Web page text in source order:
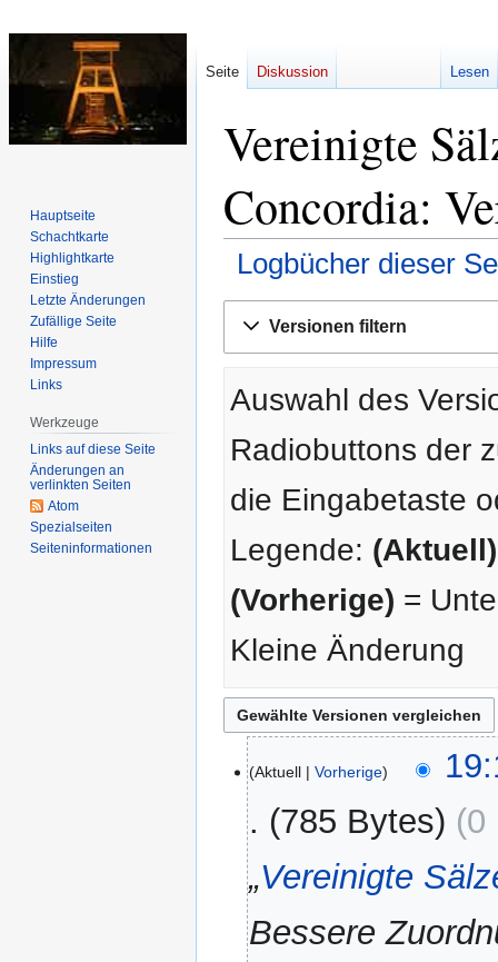
Vereinigte
Concordia:
Logbücher dieser
Navigation
Suche
Versionen filtern
Auswahl des
Radiobuttons der
die Eingabetaste
Legende: (Aktuell)
(Vorherige) =
Kleine Änderung
Mai
2012
Aktuell Vorherige
785 Bytes
0
„Vereinigte
Bessere
Seite Diskussion Lesen
Hauptseite
Schachtkarte
Highlightkarte
Einstieg
Letzte Änderungen
Zufällige Seite
Hilfe
Impressum
Links
Werkzeuge
Links auf diese Seite
Änderungen an
verlinkten Seiten
Atom
Spezialseiten
Seiten­­informationen